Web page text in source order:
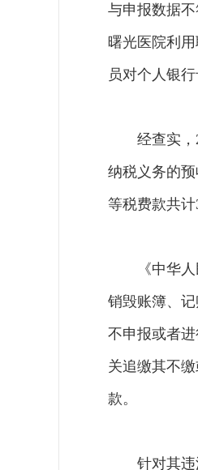
与申报数据
曙光医院利
员对个人银
经查实
纳税义务的
等税费款共计
《中华
销毁账簿、
不申报或者
关追缴其不
款。
针对其